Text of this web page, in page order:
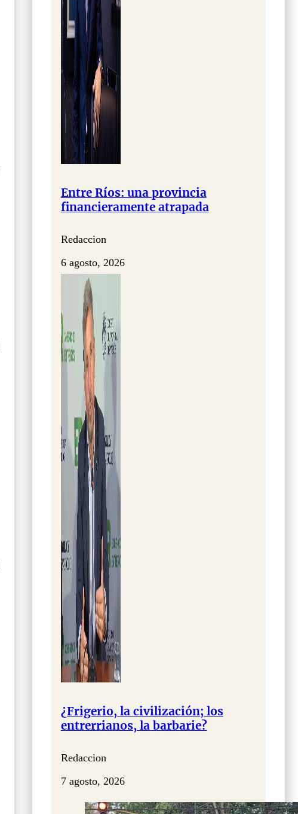
Entre Ríos: una provincia
financieramente atrapada
Redaccion
6 agosto, 2026
¿Frigerio, la civilización; los
entrerrianos, la barbarie?
Redaccion
7 agosto, 2026